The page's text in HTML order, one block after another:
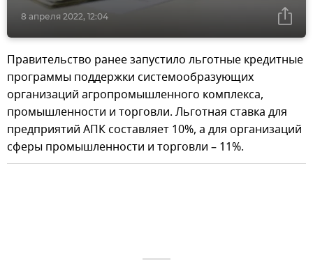
8 апреля 2022, 12:04
Правительство ранее запустило льготные кредитные
программы поддержки системообразующих
организаций агропромышленного комплекса,
промышленности и торговли. Льготная ставка для
предприятий АПК составляет 10%, а для организаций
сферы промышленности и торговли – 11%.